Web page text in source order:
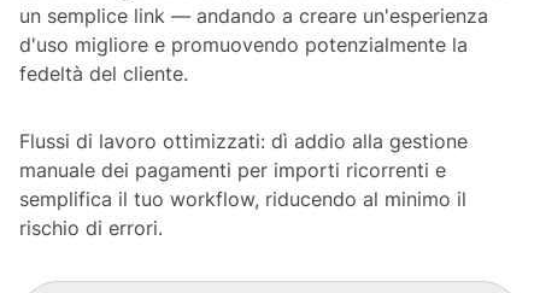
un semplice link — andando a creare un'esperienza
d'uso migliore e promuovendo potenzialmente la
fedeltà del cliente.
Flussi di lavoro ottimizzati: dì addio alla gestione
manuale dei pagamenti per importi ricorrenti e
semplifica il tuo workflow, riducendo al minimo il
rischio di errori.